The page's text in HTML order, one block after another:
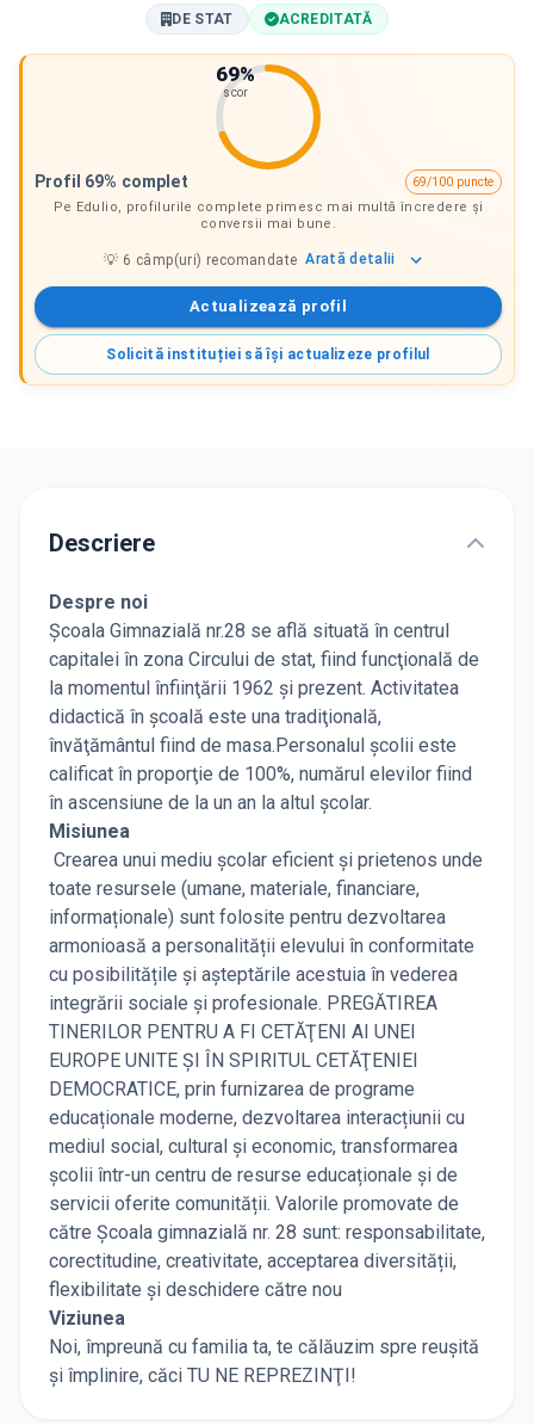
DE STAT ACREDITATĂ
69%
scor
Profil 69% complet
69/100 puncte
Pe Edulio, profilurile complete primesc mai multă încredere și
conversii mai bune.
💡 6 câmp(uri) recomandate Arată detalii
Actualizează profil
Solicită instituției să își actualizeze profilul
Descriere
Despre noi
Şcoala Gimnazială nr.28 se află situată în centrul
capitalei în zona Circului de stat, fiind funcţională de
la momentul înfiinţării 1962 şi prezent. Activitatea
didactică în şcoală este una tradiţională,
învăţământul fiind de masa.Personalul şcolii este
calificat în proporţie de 100%, numărul elevilor fiind
în ascensiune de la un an la altul şcolar.
Misiunea
Crearea unui mediu școlar eficient și prietenos unde
toate resursele (umane, materiale, financiare,
informaționale) sunt folosite pentru dezvoltarea
armonioasă a personalității elevului în conformitate
cu posibilitățile și așteptările acestuia în vederea
integrării sociale și profesionale. PREGĂTIREA
TINERILOR PENTRU A FI CETĂŢENI AI UNEI
EUROPE UNITE ŞI ÎN SPIRITUL CETĂŢENIEI
DEMOCRATICE, prin furnizarea de programe
educaționale moderne, dezvoltarea interacțiunii cu
mediul social, cultural și economic, transformarea
școlii într-un centru de resurse educaționale și de
servicii oferite comunității. Valorile promovate de
către Școala gimnazială nr. 28 sunt: responsabilitate,
corectitudine, creativitate, acceptarea diversității,
flexibilitate și deschidere către nou
Viziunea
Noi, împreună cu familia ta, te călăuzim spre reușită
și împlinire, căci TU NE REPREZINŢI!